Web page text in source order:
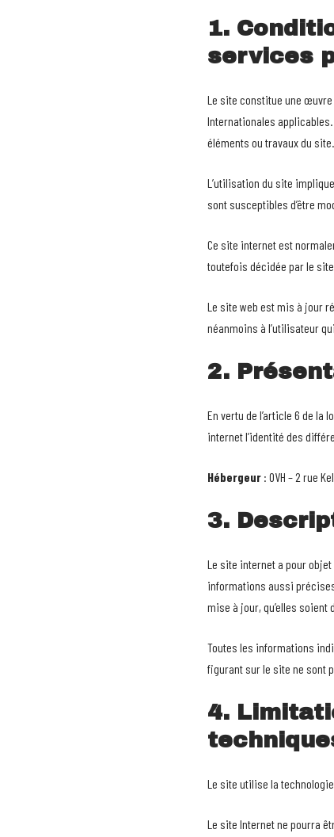
1.
services
Le site constitue une œuvre
Internationales
éléments ou travaux du site.
L’utilisation du site
sont susceptibles d’être
Ce site internet est
toutefois décidée par le
Le site web est mis à jour
néanmoins à l’utilisateur
2.
En vertu de l’article 6 de la
internet l’identité des
Hébergeur : OVH – 2 rue
3.
Le site internet a pour
informations aussi
mise à jour, qu’elles
Toutes les informations
figurant sur le site ne sont
4.
Le site utilise la
Le site Internet ne pourra